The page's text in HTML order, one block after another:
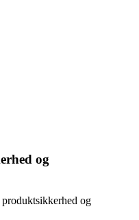
og
og